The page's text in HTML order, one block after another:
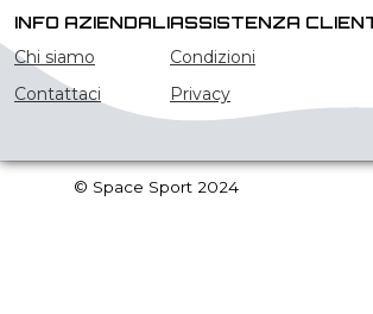
INFO AZIENDALI
Chi siamo
Contattaci
ASSISTENZA
Condizioni
Privacy
© Space Sport 2024